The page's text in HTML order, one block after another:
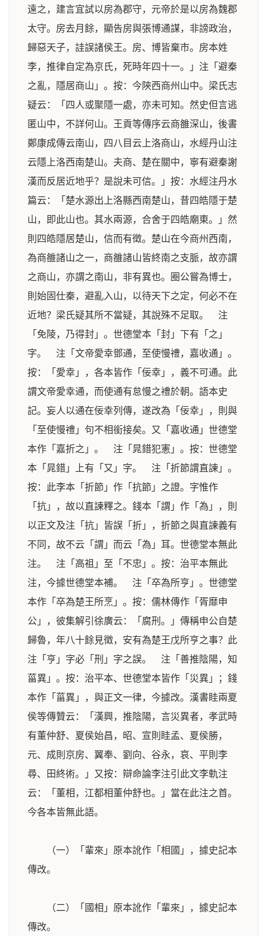
遠之，建言宜試以房為郡守，元帝於是以房為魏郡
太守。房去月餘，顯告房與張博通謀，非謗政治，
歸惡天子，詿誤諸侯王。房、博皆棄市。房本姓
李，推律自定為京氏，死時年四十一。」注「避秦
之亂，隱居商山」。按：今陝西商州山中。梁氏志
疑云：「四人或聚隱一處，亦未可知。然史但言逃
匿山中，不詳何山。王貢等傳序云商雒深山，後書
鄭康成傳云南山，四八目云上洛商山，水經丹山注
云隱上洛西南楚山。夫商、楚在關中，寧有避秦謝
漢而反居近地乎？是說未可信。」按：水經注丹水
篇云：「楚水源出上洛縣西南楚山，昔四皓隱于楚
山，即此山也。其水兩源，合舍于四皓廟東。」然
則四皓隱居楚山，信而有徵。楚山在今商州西南，
為商雒諸山之一，商雒諸山皆終南之支脈，故亦謂
之商山，亦謂之南山，非有異也。圈公嘗為博士，
則始固仕秦，避亂入山，以待天下之定，何必不在
近地？梁氏疑其所不當疑，其說殊不足取。 注
「免陵，乃得封」。世德堂本「封」下有「之」
字。 注「文帝愛幸鄧通，至使慢禮，嘉收通」。
按：「愛幸」，各本皆作「佞幸」，義不可通。此
謂文帝愛幸通，而使通有怠慢之禮於朝。語本史
記。妄人以通在佞幸列傳，遂改為「佞幸」，則與
「至使慢禮」句不相銜接矣。又「嘉收通」世德堂
本作「嘉折之」。 注「晁錯犯憲」。按：世德堂
本「晁錯」上有「又」字。 注「折節謂直諫」。
按：此李本「折節」作「抗節」之證。字惟作
「抗」，故以直諫釋之。錢本「謂」作「為」，則
以正文及注「抗」皆誤「折」，折節之與直諫義有
不同，故不云「謂」而云「為」耳。世德堂本無此
注。 注「高祖」至「不忠」。按：治平本無此
注，今據世德堂本補。 注「卒為所亨」。世德堂
本作「卒為楚王所烹」。按：儒林傳作「胥靡申
公」，彼集解引徐廣云：「腐刑。」傳稱申公自楚
歸魯，年八十餘見徵，安有為楚王戊所亨之事？此
注「亨」字必「刑」字之誤。 注「善推陰陽，知
菑異」。按：治平本、世德堂本皆作「災異」；錢
本作「菑異」，與正文一律，今據改。漢書眭兩夏
侯等傳贊云：「漢興，推陰陽，言災異者，孝武時
有董仲舒、夏侯始昌，昭、宣則眭孟、夏侯勝，
元、成則京房、翼奉、劉向、谷永，哀、平則李
尋、田終術。」又按：辯命論李注引此文李軌注
云：「董相，江都相董仲舒也。」當在此注之首。
今各本皆無此語。
（一）「輩來」原本訛作「相國」，據史記本
傳改。
（二）「國相」原本訛作「輩來」，據史記本
傳改。